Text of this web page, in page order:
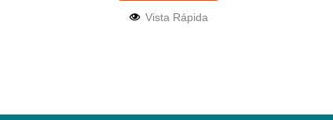
Vista Rápida